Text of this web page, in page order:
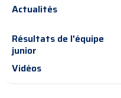
Actualités
Résultats de l'équipe
junior
Vidéos